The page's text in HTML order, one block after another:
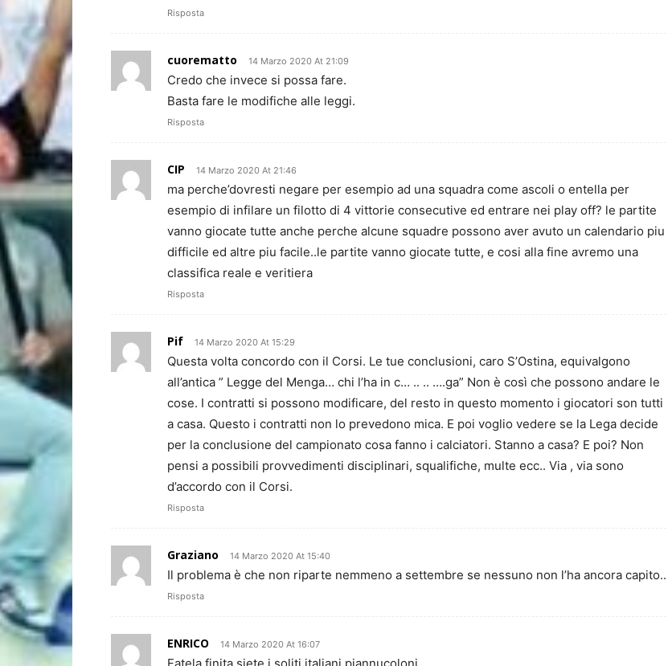
Risposta
cuorematto 14 Marzo 2020 At 21:09
Credo che invece si possa fare.
Basta fare le modifiche alle leggi.
Risposta
CIP 14 Marzo 2020 At 21:46
ma perche’dovresti negare per esempio ad una squadra come ascoli o entella per
esempio di infilare un filotto di 4 vittorie consecutive ed entrare nei play off? le partite
vanno giocate tutte anche perche alcune squadre possono aver avuto un calendario piu
difficile ed altre piu facile..le partite vanno giocate tutte, e cosi alla fine avremo una
classifica reale e veritiera
Risposta
Pif 14 Marzo 2020 At 15:29
Questa volta concordo con il Corsi. Le tue conclusioni, caro S’Ostina, equivalgono
all’antica ” Legge del Menga… chi l’ha in c… .. .. ….ga” Non è così che possono andare le
cose. I contratti si possono modificare, del resto in questo momento i giocatori son tutti
a casa. Questo i contratti non lo prevedono mica. E poi voglio vedere se la Lega decide
per la conclusione del campionato cosa fanno i calciatori. Stanno a casa? E poi? Non
pensi a possibili provvedimenti disciplinari, squalifiche, multe ecc.. Via , via sono
d’accordo con il Corsi.
Risposta
Graziano 14 Marzo 2020 At 15:40
Il problema è che non riparte nemmeno a settembre se nessuno non l’ha ancora capito..
Risposta
ENRICO 14 Marzo 2020 At 16:07